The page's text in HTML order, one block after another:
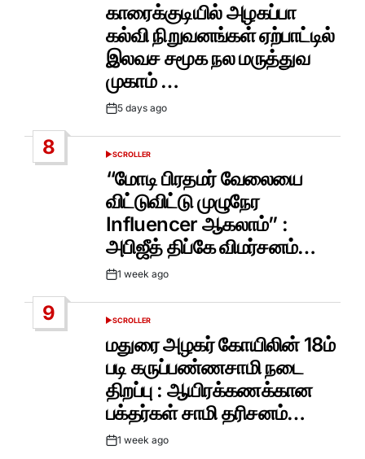
காரைக்குடியில் அழகப்பா
கல்வி நிறுவனங்கள் ஏற்பாட்டில்
இலவச சமூக நல மருத்துவ
முகாம் …
Post5 days ago
8
POSTED
IN
SCROLLER
“மோடி பிரதமர் வேலையை
விட்டுவிட்டு முழுநேர
Influencer ஆகலாம்” :
அபிஜீத் திப்கே விமர்சனம்…
Post1 week ago
9
POSTED
SCROLLER
மதுரை அழகர் கோயிலின் 18ம்
படி கருப்பண்ணசாமி நடை
திறப்பு : ஆயிரக்கணக்கான
பக்தர்கள் சாமி தரிசனம்…
Post1 week ago